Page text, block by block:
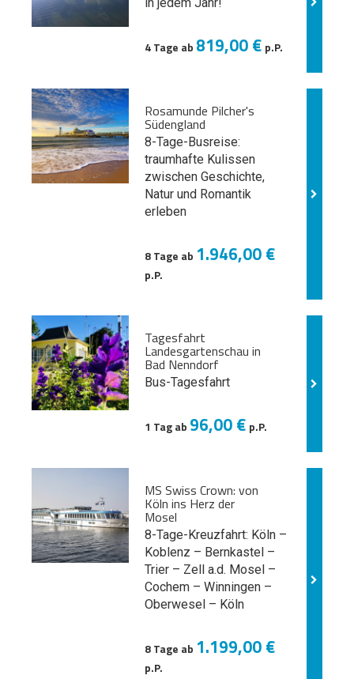
4 Tage ab 819,00 € p.P.
Rosamunde Pilcher's
Südengland
8-Tage-Busreise:
traumhafte Kulissen
zwischen Geschichte,
Natur und Romantik
erleben
8 Tage ab 1.946,00 €
p.P.
Tagesfahrt
Landesgartenschau in
Bad Nenndorf
Bus-Tagesfahrt
1 Tag ab 96,00 € p.P.
MS Swiss Crown: von
Köln ins Herz der
Mosel
8-Tage-Kreuzfahrt: Köln –
Koblenz – Bernkastel –
Trier – Zell a.d. Mosel –
Cochem – Winningen –
Oberwesel – Köln
8 Tage ab 1.199,00 €
p.P.